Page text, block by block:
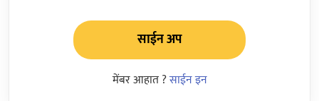
साईन अप
मेंबर आहात ?साईन इन